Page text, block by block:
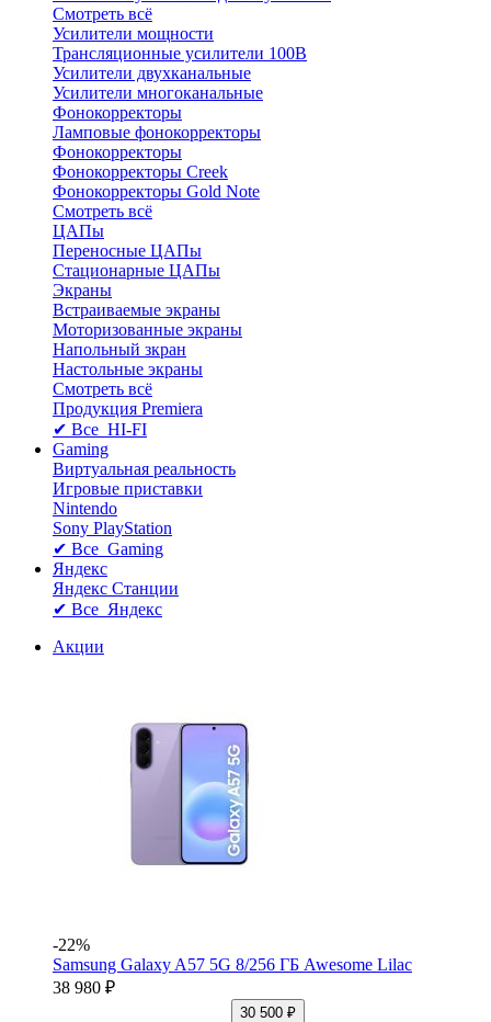
Смотреть всё
Усилители мощности
Трансляционные усилители 100В
Усилители двухканальные
Усилители многоканальные
Фонокорректоры
Ламповые фонокорректоры
Фонокорректоры
Фонокорректоры Creek
Фонокорректоры Gold Note
Смотреть всё
ЦАПы
Переносные ЦАПы
Стационарные ЦАПы
Экраны
Встраиваемые экраны
Моторизованные экраны
Напольный зкран
Настольные экраны
Смотреть всё
Продукция Premiera
✔ Все HI-FI
Gaming
Виртуальная реальность
Игровые приставки
Nintendo
Sony PlayStation
✔ Все Gaming
Яндекс
Яндекс Станции
✔ Все Яндекс
Акции
-22%
Samsung Galaxy A57 5G 8/256 ГБ Awesome Lilac
38 980 ₽
30 500 ₽